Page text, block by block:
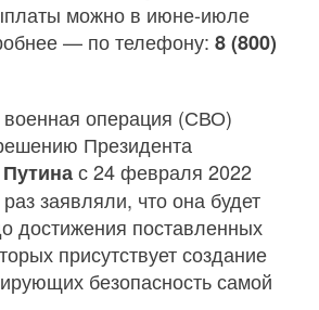
можно в июне-июле
— по телефону: 8 (800)
операция (СВО)
Президента
с 24 февраля 2022
заявляли, что она будет
достижения поставленных
присутствует создание
безопасность самой